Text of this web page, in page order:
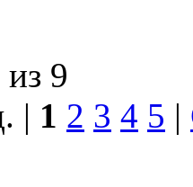
9
| 1 2 3 4 5 |